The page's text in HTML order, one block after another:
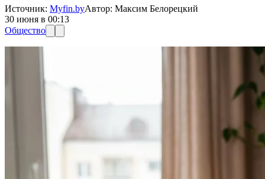
Источник: Myfin.byАвтор: Максим Белорецкий
30 июня в 00:13
Общество